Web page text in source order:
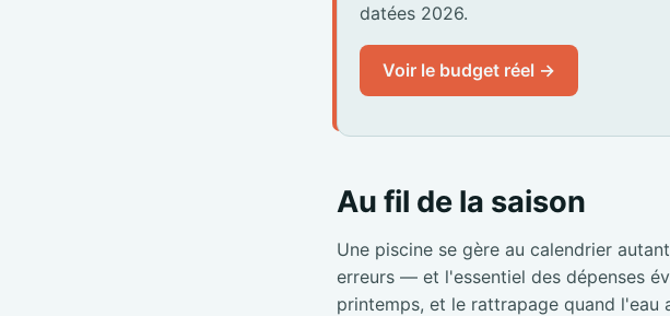
datées 2026.
Voir le budget réel →
Au fil de la saison
Une piscine se gère au calendrier
erreurs — et l'essentiel des dépenses
printemps, et le rattrapage quand l'eau